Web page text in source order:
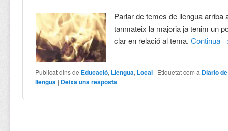
Parlar de temes de llengua arriba
tanmateix la majoria ja tenim un
clar en relació al tema.Continua
Publicat dins de Educació, Llengua, Local | Etiquetat com a Diario
llengua | Deixa una resposta